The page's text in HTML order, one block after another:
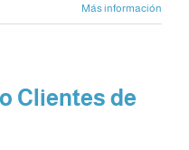
Más información
Clientes de